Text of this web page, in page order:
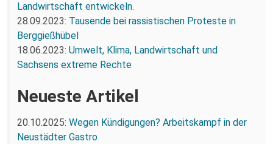
Landwirtschaft entwickeln.
28.09.2023: Tausende bei rassistischen Proteste in
Berggießhübel
18.06.2023: Umwelt, Klima, Landwirtschaft und
Sachsens extreme Rechte
Neueste Artikel
20.10.2025: Wegen Kündigungen? Arbeitskampf in der
Neustädter Gastro